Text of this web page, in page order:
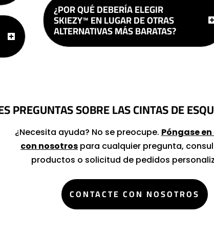
¿POR QUÉ DEBERÍA ELEGIR
SKIEZY™ EN LUGAR DE OTRAS
ALTERNATIVAS MÁS BARATAS?
PREGUNTAS SOBRE LAS CINTAS DE
¿Necesita ayuda? No se preocupe. Póngase
con nosotros para cualquier pregunta,
productos o solicitud de pedidos
CONTACTE CON NOSOTROS